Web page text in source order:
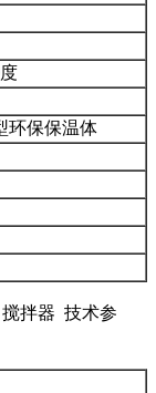
环保保温体
拌器 技术参